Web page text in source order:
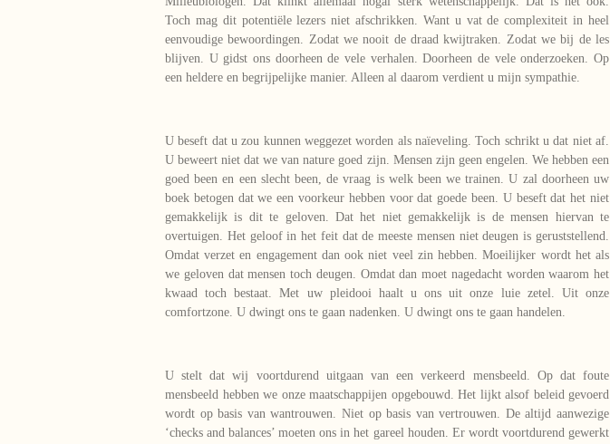
Toch mag dit potentiële lezers niet afschrikken. Want u vat de complexiteit in heel
eenvoudige bewoordingen. Zodat we nooit de draad kwijtraken. Zodat we bij de les
blijven. U gidst ons doorheen de vele verhalen. Doorheen de vele onderzoeken. Op
een heldere en begrijpelijke manier. Alleen al daarom verdient u mijn sympathie.
U beseft dat u zou kunnen weggezet worden als naïeveling. Toch schrikt u dat niet af.
U beweert niet dat we van nature goed zijn. Mensen zijn geen engelen. We hebben een
goed been en een slecht been, de vraag is welk been we trainen. U zal doorheen uw
boek betogen dat we een voorkeur hebben voor dat goede been. U beseft dat het niet
gemakkelijk is dit te geloven. Dat het niet gemakkelijk is de mensen hiervan te
overtuigen. Het geloof in het feit dat de meeste mensen niet deugen is geruststellend.
Omdat verzet en engagement dan ook niet veel zin hebben. Moeilijker wordt het als
we geloven dat mensen toch deugen. Omdat dan moet nagedacht worden waarom het
kwaad toch bestaat. Met uw pleidooi haalt u ons uit onze luie zetel. Uit onze
comfortzone. U dwingt ons te gaan nadenken. U dwingt ons te gaan handelen.
U stelt dat wij voortdurend uitgaan van een verkeerd mensbeeld. Op dat foute
mensbeeld hebben we onze maatschappijen opgebouwd. Het lijkt alsof beleid gevoerd
wordt op basis van wantrouwen. Niet op basis van vertrouwen. De altijd aanwezige
‘checks and balances’ moeten ons in het gareel houden. Er wordt voortdurend gewerkt